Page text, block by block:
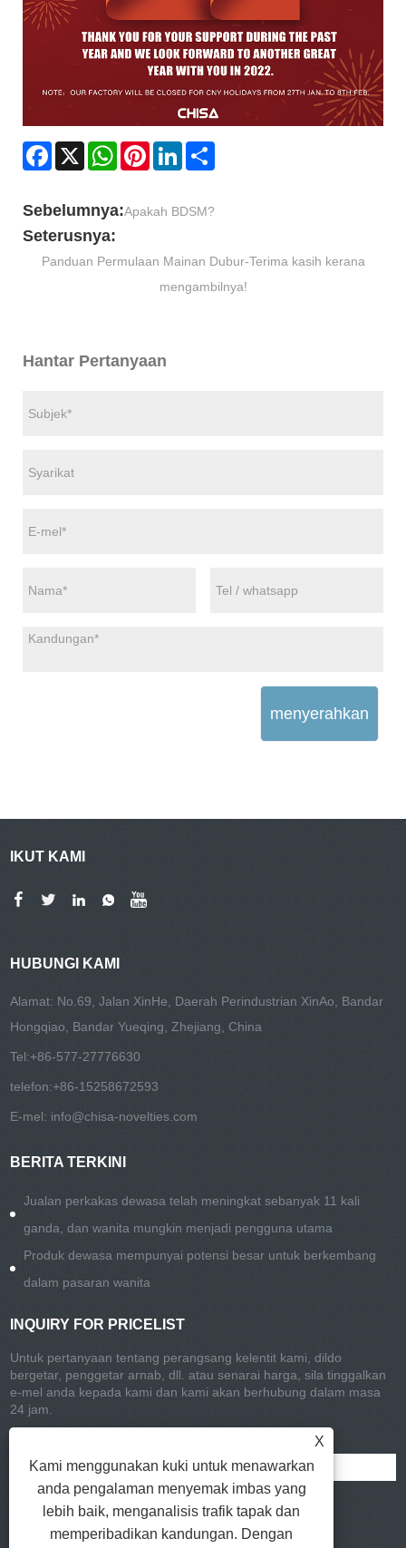
Facebook
X WhatsAppPinterestLinkedIn
Sebelumnya:Apakah BDSM?
Seterusnya:
Panduan Permulaan Mainan Dubur-Terima kasih kerana
mengambilnya!
Hantar Pertanyaan
menyerahkan
IKUT KAMI
HUBUNGI KAMI
Alamat: No.69, Jalan XinHe, Daerah Perindustrian XinAo, Bandar
Hongqiao, Bandar Yueqing, Zhejiang, China
Tel:+86-577-27776630
telefon:+86-15258672593
E-mel: info@chisa-novelties.com
BERITA TERKINI
Jualan perkakas dewasa telah meningkat sebanyak 11 kali
ganda, dan wanita mungkin menjadi pengguna utama
Produk dewasa mempunyai potensi besar untuk berkembang
dalam pasaran wanita
INQUIRY FOR PRICELIST
Untuk pertanyaan tentang perangsang kelentit kami, dildo
bergetar, penggetar arnab, dll. atau senarai harga, sila tinggalkan
e-mel anda kepada kami dan kami akan berhubung dalam masa
24 jam.
X
Kami menggunakan kuki untuk menawarkan
anda pengalaman menyemak imbas yang
lebih baik, menganalisis trafik tapak dan
memperibadikan kandungan. Dengan